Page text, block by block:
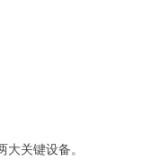
关键设备。